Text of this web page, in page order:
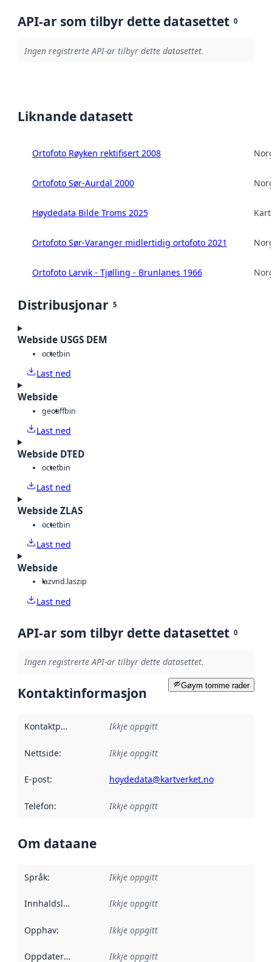
API-ar som tilbyr dette datasettet 0
Ingen registrerte API-ar tilbyr dette datasettet.
Liknande datasett
Ortofoto Røyken rektifisert 2008
Ortofoto Sør-Aurdal 2000
Høydedata Bilde Troms 2025
Ortofoto Sør-Varanger midlertidig ortofoto 2021
Ortofoto Larvik - Tjølling - Brunlanes 1966
Distribusjonar 5
Webside USGS DEM
octetbin
Last ned
Webside
geotiffbin
Last ned
Webside DTED
octetbin
Last ned
Webside ZLAS
octetbin
Last ned
Webside
lazvnd.laszip
Last ned
API-ar som tilbyr dette datasettet 0
Ingen registrerte API-ar tilbyr dette datasettet.
Gøym tomme rader
Kontaktinformasjon
Kontaktpunkt Ikkje oppgitt
Nettside: Ikkje oppgitt
E-post: hoydedata@kartverket.no
Telefon: Ikkje oppgitt
Om dataane
Språk: Ikkje oppgitt
Innhaldsleverandørar :
Ikkje oppgitt
Opphav: Ikkje oppgitt
Oppdateringsfrekvens :
Ikkje oppgitt